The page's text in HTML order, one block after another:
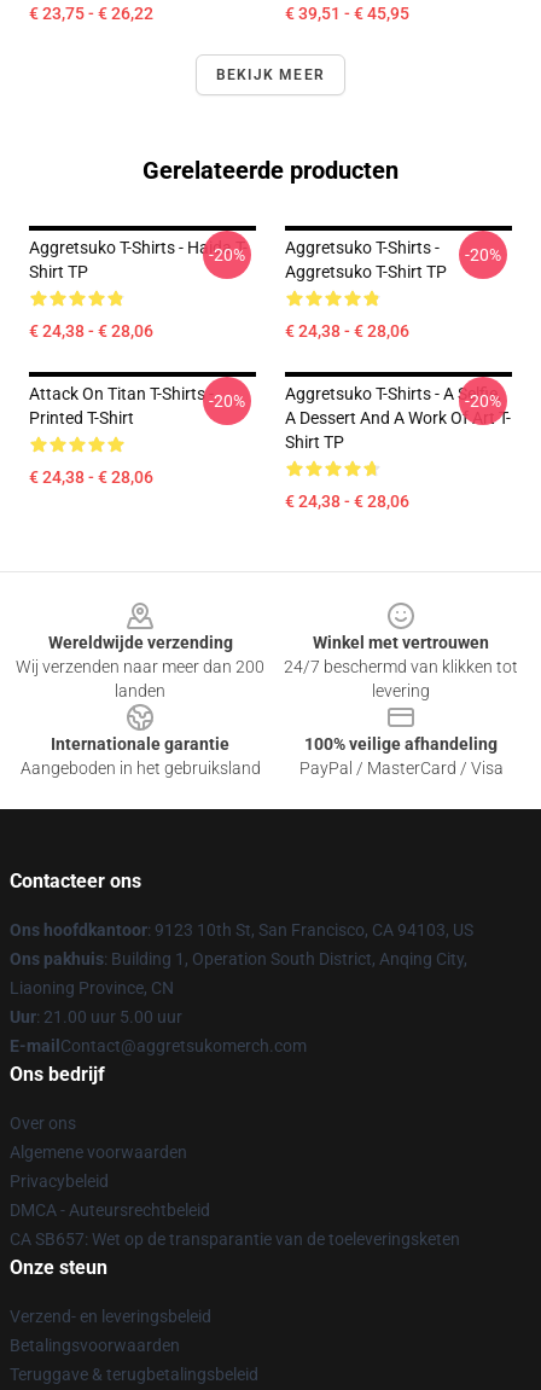
€ 23,75 - € 26,22 € 39,51 - € 45,95
BEKIJK MEER
Gerelateerde producten
Aggretsuko T-Shirts - Haida T-
Shirt TP
€ 24,38 - € 28,06
-20%
Aggretsuko T-Shirts -
Aggretsuko T-Shirt TP
€ 24,38 - € 28,06
-20%
Attack On Titan T-Shirts -
Printed T-Shirt
€ 24,38 - € 28,06
-20%
Aggretsuko T-Shirts - A Selfie,
A Dessert And A Work Of Art T-
Shirt TP
€ 24,38 - € 28,06
-20%
Wereldwijde verzending
Wij verzenden naar meer dan 200
landen
Winkel met vertrouwen
24/7 beschermd van klikken tot
levering
Internationale garantie
Aangeboden in het gebruiksland
100% veilige afhandeling
PayPal / MasterCard / Visa
Contacteer ons
Ons hoofdkantoor: 9123 10th St, San Francisco, CA 94103, US
Ons pakhuis: Building 1, Operation South District, Anqing City,
Liaoning Province, CN
Uur: 21.00 uur 5.00 uur
E-mail Contact@aggretsukomerch.com
Ons bedrijf
Over ons
Algemene voorwaarden
Privacybeleid
DMCA - Auteursrechtbeleid
CA SB657: Wet op de transparantie van de toeleveringsketen
Onze steun
Verzend- en leveringsbeleid
Betalingsvoorwaarden
Teruggave & terugbetalingsbeleid